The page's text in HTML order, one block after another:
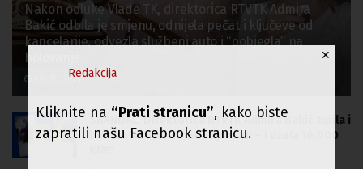
Nakon odluke Vlade TK, direktorica RTVTK Admira
Bakić odbila je smjenu, odnijela pečat i ključeve od
kancelarije, odvezla službeni auto i “pobjegla” na
bolovanje.
July 10, 2024
SKANDAL: Direktorica RTVTK Admira Bakić tužila i
blokirala račun firme koju vodi – i uzela 16.000
✕
Redakcija
Kliknite na “Prati stranicu”, kako biste
zapratili našu Facebook stranicu.